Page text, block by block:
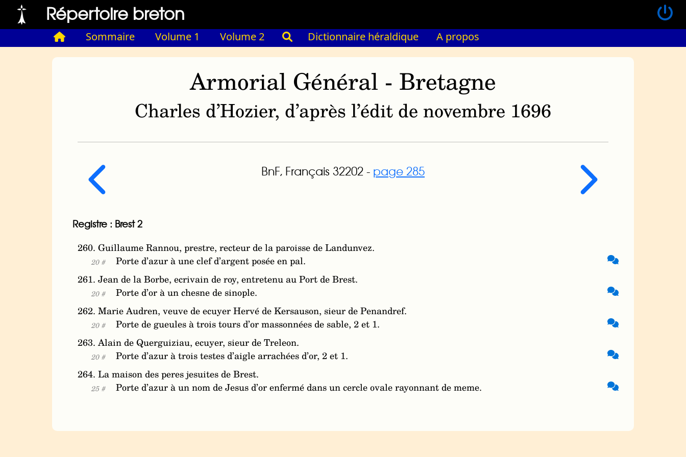
Répertoire breton
Sommaire Volume 1 Volume 2 Dictionnaire héraldique A propos
Armorial Général - Bretagne
Charles d’Hozier, d’après l’édit de novembre 1696
BnF, Français 32202 - page 285
Registre : Brest 2
260. Guillaume Rannou, prestre, recteur de la paroisse de Landunvez.
20 #
Porte d’azur à une clef d’argent posée en pal.
261. Jean de la Borbe, ecrivain de roy, entretenu au Port de Brest.
20 #
Porte d’or à un chesne de sinople.
262. Marie Audren, veuve de ecuyer Hervé de Kersauson, sieur de Penandref.
20 #
Porte de gueules à trois tours d’or massonnées de sable, 2 et 1.
263. Alain de Querguiziau, ecuyer, sieur de Treleon.
20 #
Porte d’azur à trois testes d’aigle arrachées d’or, 2 et 1.
264. La maison des peres jesuites de Brest.
25 # Porte d’azur à un nom de Jesus d’or enfermé dans un cercle ovale rayonnant de meme.